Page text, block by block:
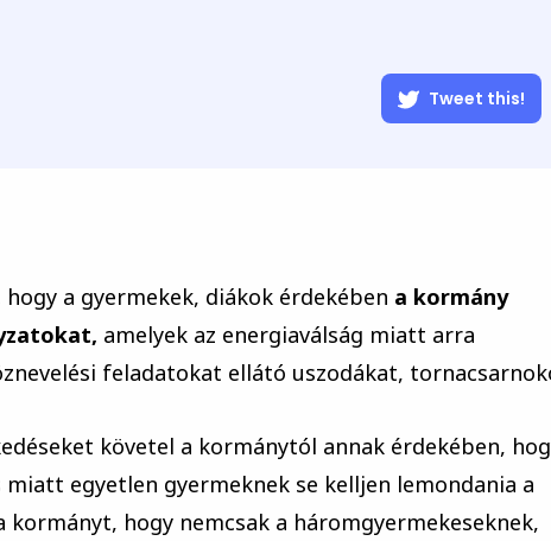
Tweet this!
a gyermekek, diákok érdekében a kormány
amelyek az energiaválság miatt arra
feladatokat ellátó uszodákat,
követel a kormánytól annak érdekében,
egyetlen gyermeknek se kelljen lemondania a
hogy nemcsak a háromgyermekeseknek,